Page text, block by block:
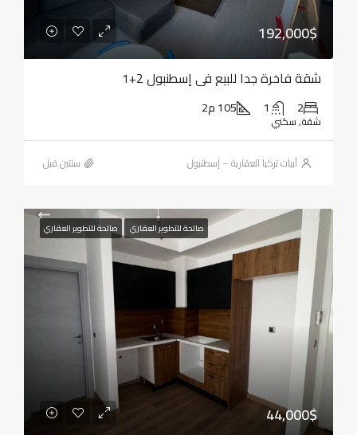
192,000$
شقة فاخرة جدا للبيع في إسطنبول 2+1
2
1 105 م2
شقة, سكني
أبيات تركيا العقارية – إسطنبول ‏سنتين قبل
صالحة للتطوير العقاري صالحة للتطوير العقاري
44,000$